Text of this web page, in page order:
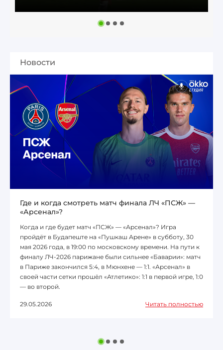
Новости
Где и когда смотреть матч финала ЛЧ «ПСЖ» —
«Арсенал»?
Когда и где будет матч «ПСЖ» — «Арсенал»? Игра
пройдёт в Будапеште на «Пушкаш Арене» в субботу, 30
мая 2026 года, в 19:00 по московскому времени. На пути к
финалу ЛЧ-2026 парижане были сильнее «Баварии»: матч
в Париже закончился 5:4, в Мюнхене — 1:1. «Арсенал» в
своей части сетки прошёл «Атлетико»: 1:1 в первой игре, 1:0
— во второй.
29.05.2026 Читать полностью